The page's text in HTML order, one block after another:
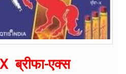
ब्रीफा-एक्स